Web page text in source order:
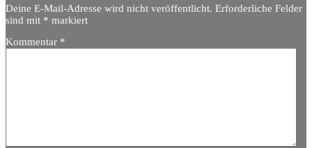
Deine E-Mail-Adresse wird nicht veröffentlicht. Erforderliche Felder
sind mit * markiert
Kommentar *